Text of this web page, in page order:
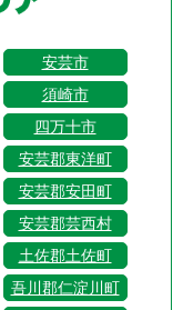
安芸市
須崎市
四万十市
安芸郡東洋町
安芸郡安田町
安芸郡芸西村
土佐郡土佐町
吾川郡仁淀川町